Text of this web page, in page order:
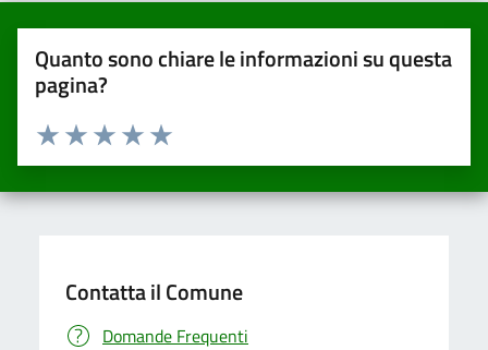
Quanto sono chiare le informazioni su questa
pagina?
Valuta da 1 a 5 stelle la pagina
Valuta 5 stelle su 5
Valuta 4 stelle su 5
Valuta 3 stelle su 5
Valuta 2 stelle su 5
Valuta una stella su 5
Contatta il Comune
Domande Frequenti